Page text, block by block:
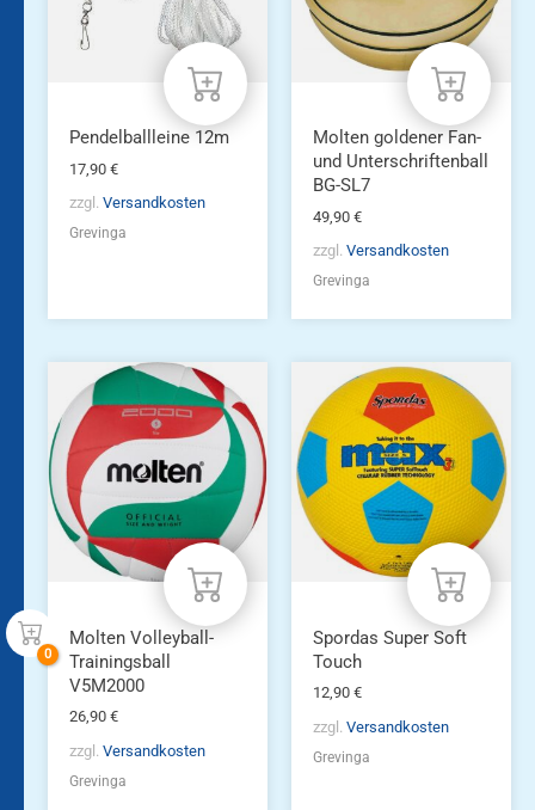
Pendelballleine 12m
17,90 €
zzgl. Versandkosten
Grevinga
Molten goldener Fan-
und Unterschriftenball
BG-SL7
49,90 €
zzgl. Versandkosten
Grevinga
Molten Volleyball-
Trainingsball
V5M2000
26,90 €
zzgl. Versandkosten
Grevinga
Spordas Super Soft
Touch
12,90 €
zzgl. Versandkosten
Grevinga